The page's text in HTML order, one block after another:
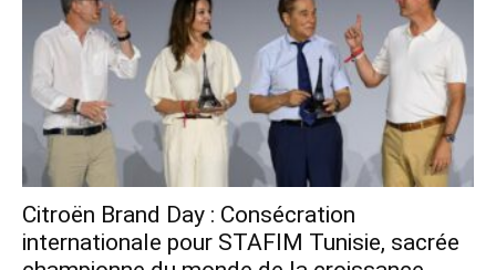
Citroën Brand Day : Consécration
internationale pour STAFIM Tunisie, sacrée